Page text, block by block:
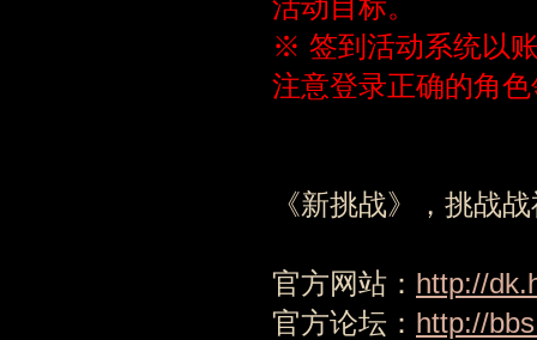
活动目标。
※ 签到活动系统以
注意登录正确的角
《新挑战》，挑战
官方网站： http://
官方论坛： http://